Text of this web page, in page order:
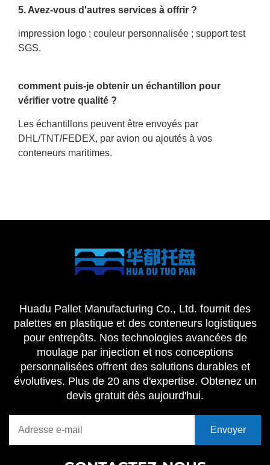
5. Avez-vous d'autres services à offrir ?
impression logo ; couleur personnalisée ; support test
SGS.
comment puis-je obtenir un échantillon pour
vérifier votre qualité ?
Les échantillons peuvent être envoyés par
DHL/TNT/FEDEX, par avion ou ajoutés à vos
conteneurs maritimes.
Huadu Pallet Manufacturing Co., Ltd. fournit des
palettes en plastique et des conteneurs logistiques
pour entrepôts. Nos technologies avancées de
moulage par injection et nos conceptions
personnalisées offrent des solutions durables et
évolutives. Plus de 20 ans d'expertise. Obtenez un
devis gratuit dès aujourd'hui.